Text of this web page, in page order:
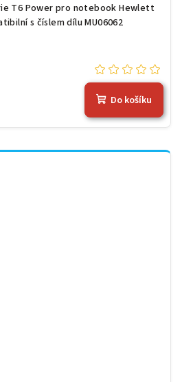
T6 Power pro notebook Hewlett
s číslem dílu MU06062
Do košíku